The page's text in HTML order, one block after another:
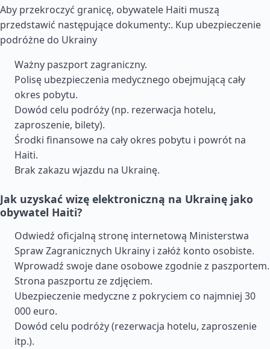
Aby przekroczyć granicę, obywatele Haiti muszą
przedstawić następujące dokumenty:. Kup ubezpieczenie
podróżne do Ukrainy
Ważny paszport zagraniczny.
Polisę ubezpieczenia medycznego obejmującą cały
okres pobytu.
Dowód celu podróży (np. rezerwacja hotelu,
zaproszenie, bilety).
Środki finansowe na cały okres pobytu i powrót na
Haiti.
Brak zakazu wjazdu na Ukrainę.
Jak uzyskać wizę elektroniczną na Ukrainę jako
obywatel Haiti?
Odwiedź oficjalną stronę internetową Ministerstwa
Spraw Zagranicznych Ukrainy i załóż konto osobiste.
Wprowadź swoje dane osobowe zgodnie z paszportem.
Strona paszportu ze zdjęciem.
Ubezpieczenie medyczne z pokryciem co najmniej 30
000 euro.
Dowód celu podróży (rezerwacja hotelu, zaproszenie
itp.).